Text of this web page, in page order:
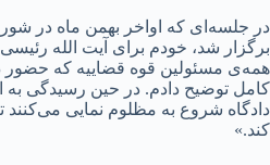
در جلسه‌ای که اواخر بهمن ماه در
برگزار شد، خودم برای آیت الله
همه‌ی مسئولین قوه قضاییه که حضور
کامل توضیح دادم. در حین رسیدگی به
دادگاه شروع به مظلوم نمایی می‌کنند
کند.»